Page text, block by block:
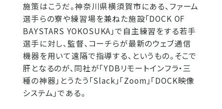
施策はこうだ。神奈川県横須賀市にある、ファーム
選手らの寮や練習場を兼ねた施設「DOCK OF
BAYSTARS YOKOSUKA」で自主練習をする若手
選手に対し、監督、コーチらが最新のウェブ通信
機器を用いて遠隔で指導する、というもの。そこで
肝となるのが、同社が「YDBリモートインフラ・三
種の神器」とうたう「Slack」「Zoom」「DOCK映像
システム」である。